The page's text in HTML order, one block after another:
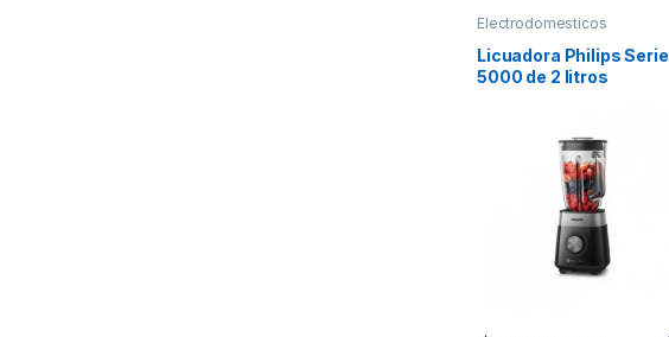
Electrodomesticos
Licuadora Philips Serie
5000 de 2 litros